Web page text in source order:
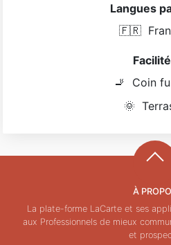
Langues
🇫🇷
🚬
Coin
🌞
À
La plate-forme LaCarte et ses
aux Professionnels de mieux
et